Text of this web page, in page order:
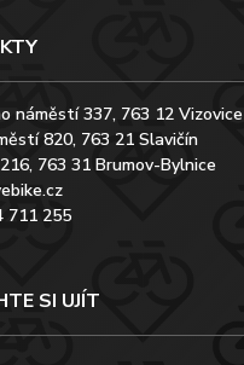
náměstí 337, 763 12 Vizovice
820, 763 21 Slavičín
763 31 Brumov-Bylnice
711 255
SI UJÍT